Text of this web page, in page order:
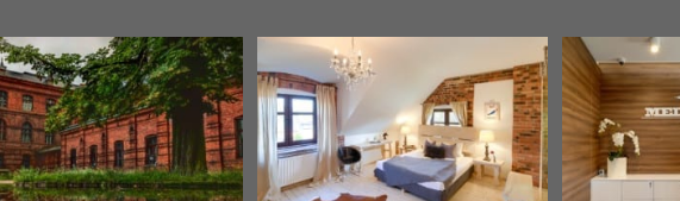
Folwark Białych Bocianów
Wirtualne spacery
Med-House
Wirtualne spacery